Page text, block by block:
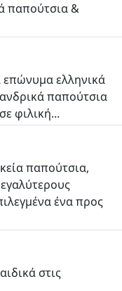
παπούτσια &
επώνυμα ελληνικά
παπούτσια
φιλική...
παπούτσια,
ένα προς
στις